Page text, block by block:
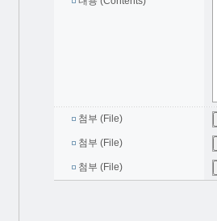
첨부 (File)
첨부 (File)
첨부 (File)